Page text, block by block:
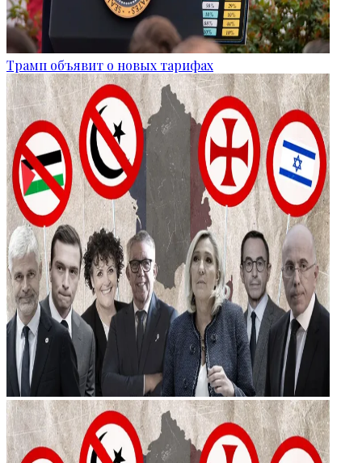
Трамп объявит о новых тарифах